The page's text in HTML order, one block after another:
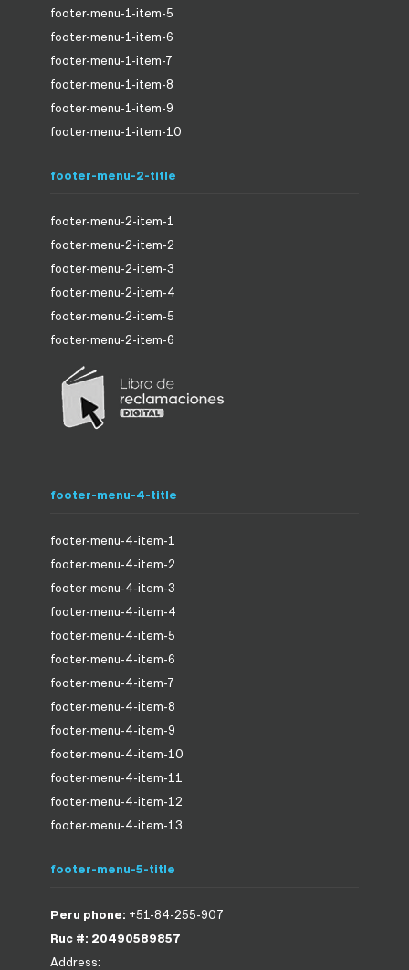
footer-menu-1-item-5
footer-menu-1-item-6
footer-menu-1-item-7
footer-menu-1-item-8
footer-menu-1-item-9
footer-menu-1-item-10
footer-menu-2-title
footer-menu-2-item-1
footer-menu-2-item-2
footer-menu-2-item-3
footer-menu-2-item-4
footer-menu-2-item-5
footer-menu-2-item-6
footer-menu-4-title
footer-menu-4-item-1
footer-menu-4-item-2
footer-menu-4-item-3
footer-menu-4-item-4
footer-menu-4-item-5
footer-menu-4-item-6
footer-menu-4-item-7
footer-menu-4-item-8
footer-menu-4-item-9
footer-menu-4-item-10
footer-menu-4-item-11
footer-menu-4-item-12
footer-menu-4-item-13
footer-menu-5-title
Peru phone: +51-84-255-907
Ruc #: 20490589857
Address: